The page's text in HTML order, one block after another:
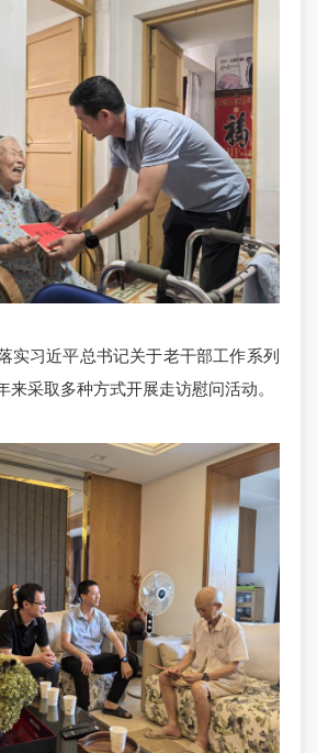
习近平总书记关于老干部工作系列
来采取多种方式开展走访慰问活动。